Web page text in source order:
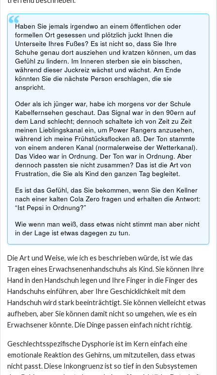
Haben Sie jemals irgendwo an einem öffentlichen oder
formellen Ort gesessen und plötzlich juckt Ihnen die
Unterseite Ihres Fußes? Es ist nicht so, dass Sie Ihre
Schuhe genau dort ausziehen und kratzen können, um das
Gefühl zu lindern. Im Inneren sterben sie ein bisschen,
während dieser Juckreiz wächst und wächst. Am Ende
könnten Sie die nächste Person erschlagen, die sie
anspricht.
Oder als ich jünger war, habe ich morgens vor der Schule
Kabelfernsehen geschaut. Das Signal war in den 90ern auf
dem Land schlecht; dennoch schaltete ich von Zeit zu Zeit
meinen Lieblingskanal ein, um Power Rangers anzusehen,
während ich meine Frühstücksflocken aß. Der Ton stammte
von einem anderen Kanal (normalerweise der Wetterkanal).
Das Video war in Ordnung. Der Ton war in Ordnung. Aber
dennoch passten sie nicht zusammen? Das ist die Art von
Frustration, die Sie als Kind den ganzen Tag begleitet.
Es ist das Gefühl, das Sie bekommen, wenn Sie den Kellner
nach einer kalten Cola Zero fragen und erhalten die Antwort:
“Ist Pepsi in Ordnung?”
Wie wenn man weiß, dass etwas nicht stimmt man aber nicht
in der Lage ist etwas dagegen zu tun.
Die Art und Weise, wie ich es beschrieben würde, ist wie das
Tragen eines Erwachsenenhandschuhs als Kind. Sie können Ihre
Hand in den Handschuh legen und Ihre Finger in die Finger des
Handschuhs einführen, aber Ihre Geschicklichkeit mit dem
Handschuh wird stark beeinträchtigt. Sie können vielleicht etwas
aufheben, aber Sie können damit nicht so umgehen, wie es ein
Erwachsener könnte. Die Dinge passen einfach nicht richtig.
Geschlechtsspezifische Dysphorie ist im Kern einfach eine
emotionale Reaktion des Gehirns, um mitzuteilen, dass etwas
nicht passt. Diese Inkongruenz ist so tief in den Subsystemen